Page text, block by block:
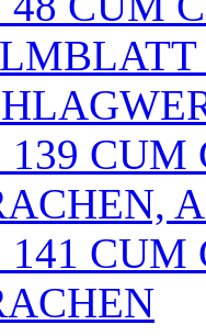
139 CUM
141 CUM